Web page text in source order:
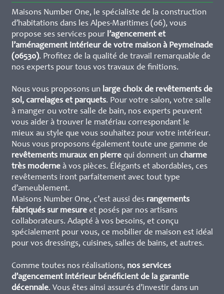
Maisons Number One, le spécialiste de la construction
d’habitations dans les Alpes-Maritimes (06), vous
propose ses services pour l’agencement et
l’aménagement intérieur de votre maison à Peymeinade
(06530). Profitez de la qualité de travail remarquable de
nos experts pour tous vos travaux de finitions.
Nous vous proposons un large choix de revêtements de
sol, carrelages et parquets. Pour votre salon, votre salle
à manger ou votre salle de bain, nos experts peuvent
vous aider à trouver le matériau correspondant le
mieux au style que vous souhaitez pour votre intérieur.
Nous vous proposons également toute une gamme de
revêtements muraux en pierrequi donnent un charme
très moderneà vos pièces. Élégants et abordables, ces
revêtements iront parfaitement avec tout type
d’ameublement.
Maisons Number One, c’est aussi desrangements
fabriqués sur mesureet posés par nos artisans
collaborateurs. Adapté à vos besoins, et conçu
spécialement pour vous, ce mobilier de maison est idéal
pour vos dressings, cuisines, salles de bains, et autres.
Comme toutes nos réalisations,nos services
d’agencement intérieur bénéficient de la garantie
décennale. Vous êtes ainsi assurés d’investir dans un